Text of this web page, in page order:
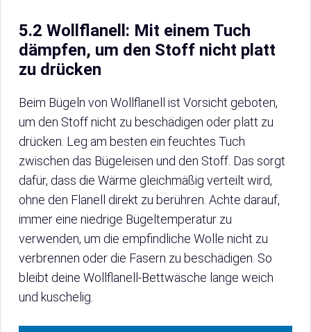
5.2 Wollflanell: Mit einem Tuch
dämpfen, um den Stoff nicht platt
zu drücken
Beim Bügeln von Wollflanell ist Vorsicht geboten,
um den Stoff nicht zu beschädigen oder platt zu
drücken. Leg am besten ein feuchtes Tuch
zwischen das Bügeleisen und den Stoff. Das sorgt
dafür, dass die Wärme gleichmäßig verteilt wird,
ohne den Flanell direkt zu berühren. Achte darauf,
immer eine niedrige Bügeltemperatur zu
verwenden, um die empfindliche Wolle nicht zu
verbrennen oder die Fasern zu beschädigen. So
bleibt deine Wollflanell-Bettwäsche lange weich
und kuschelig.